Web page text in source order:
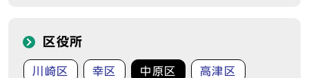
区役所
川崎区 幸区 中原区 高津区